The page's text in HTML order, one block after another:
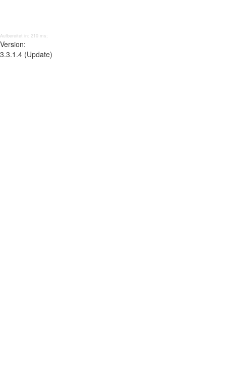
Aufbereitet in: 210 ms;
Version:
3.3.1.4 (Update)